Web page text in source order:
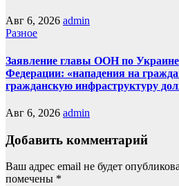
Авг 6, 2026 admin
Разное
Заявление главы ООН по Украине
Федерации: «нападения на
гражданскую инфраструктуру
Авг 6, 2026 admin
Добавить комментарий
Ваш адрес email не будет
помечены *